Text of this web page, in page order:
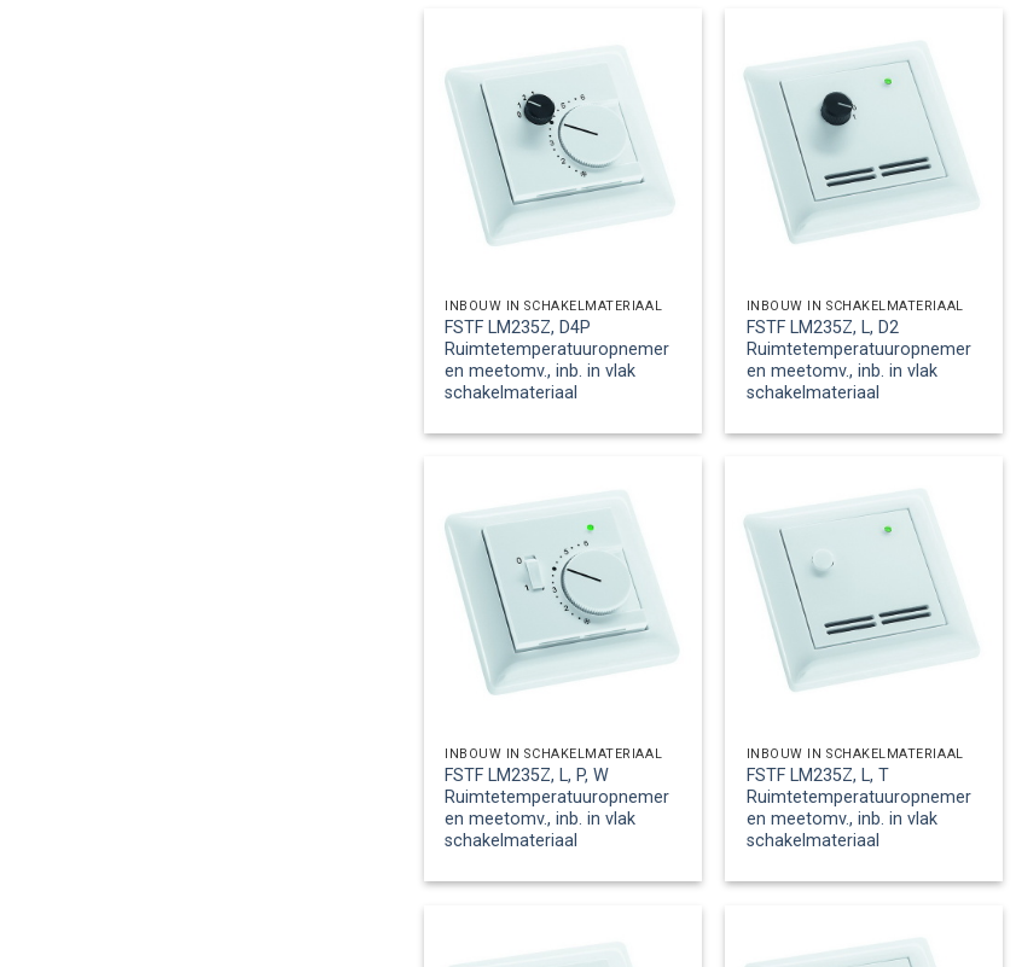
INBOUW IN SCHAKELMATERIAAL
FSTF LM235Z, D4P
Ruimtetemperatuuropnemer
en meetomv., inb. in vlak
schakelmateriaal
INBOUW IN SCHAKELMATERIAAL
FSTF LM235Z, L, D2
Ruimtetemperatuuropnemer
en meetomv., inb. in vlak
schakelmateriaal
INBOUW IN SCHAKELMATERIAAL
FSTF LM235Z, L, P, W
Ruimtetemperatuuropnemer
en meetomv., inb. in vlak
schakelmateriaal
INBOUW IN SCHAKELMATERIAAL
FSTF LM235Z, L, T
Ruimtetemperatuuropnemer
en meetomv., inb. in vlak
schakelmateriaal